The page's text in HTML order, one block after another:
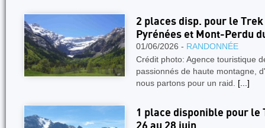
2 places disp. pour le
Pyrénées et Mont-Perdu
01/06/2026 - RANDONNÉE
Crédit photo: Agence touristique
passionnés de haute montagne,
nous partons pour un raid. [...]
1 place disponible pour le